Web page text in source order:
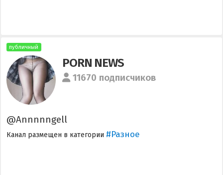
публичный
PORN NEWS
11670 подписчиков
@Annnnngell
Канал размещен в категории #Разное